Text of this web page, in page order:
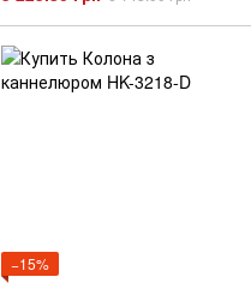
−15%